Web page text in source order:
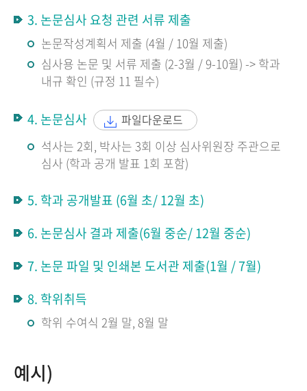
3. 논문심사 요청 관련 서류 제출
논문작성계획서 제출 (4월 / 10월 제출)
심사용 논문 및 서류 제출 (2-3월 / 9-10월) -> 학과
내규 확인 (규정 11 필수)
4. 논문심사 파일다운로드
석사는 2회, 박사는 3회 이상 심사위원장 주관으로
심사 (학과 공개 발표 1회 포함)
5. 학과 공개발표 (6월 초/ 12월 초)
6. 논문심사 결과 제출(6월 중순/ 12월 중순)
7. 논문 파일 및 인쇄본 도서관 제출(1월 / 7월)
8. 학위취득
학위 수여식 2월 말, 8월 말
예시)